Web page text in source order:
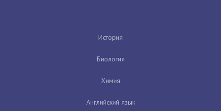
История
Биология
Химия
Английский язык